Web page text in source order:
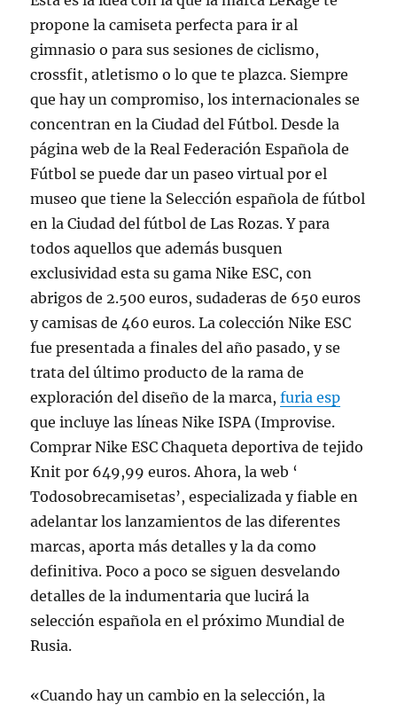
propone la camiseta perfecta para ir al
gimnasio o para sus sesiones de ciclismo,
crossfit, atletismo o lo que te plazca. Siempre
que hay un compromiso, los internacionales se
concentran en la Ciudad del Fútbol. Desde la
página web de la Real Federación Española de
Fútbol se puede dar un paseo virtual por el
museo que tiene la Selección española de fútbol
en la Ciudad del fútbol de Las Rozas. Y para
todos aquellos que además busquen
exclusividad esta su gama Nike ESC, con
abrigos de 2.500 euros, sudaderas de 650 euros
y camisas de 460 euros. La colección Nike ESC
fue presentada a finales del año pasado, y se
trata del último producto de la rama de
exploración del diseño de la marca,furia esp
que incluye las líneas Nike ISPA (Improvise.
Comprar Nike ESC Chaqueta deportiva de tejido
Knit por 649,99 euros. Ahora, la web ‘
Todosobrecamisetas’, especializada y fiable en
adelantar los lanzamientos de las diferentes
marcas, aporta más detalles y la da como
definitiva. Poco a poco se siguen desvelando
detalles de la indumentaria que lucirá la
selección española en el próximo Mundial de
Rusia.
«Cuando hay un cambio en la selección, la